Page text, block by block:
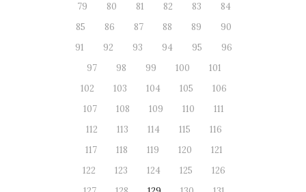
79
80 81 82 83
84
85
86 87 88 89
90
91
92 93 94 95
96
97
98 99 100
101
102
103 104 105
106
107
108 109 110
111
112
113 114 115
116
117
118 119 120
121
122
123 124 125
126